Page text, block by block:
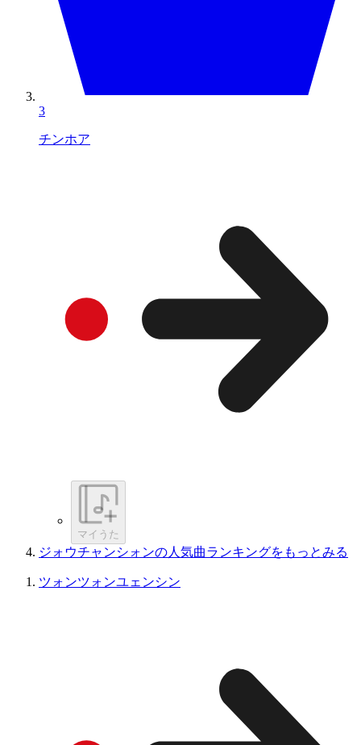
3
チンホア
マイうた
ジォウチャンシォンの人気曲ランキングをもっとみる
ツォンツォンユェンシン